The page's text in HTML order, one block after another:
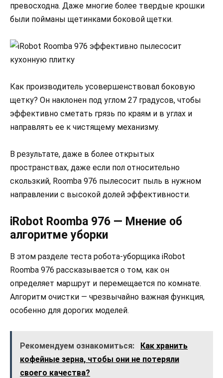
превосходна. Даже многие более твердые крошки
были пойманы щетинками боковой щетки.
Как производитель усовершенствовал боковую
щетку? Он наклонен под углом 27 градусов, чтобы
эффективно сметать грязь по краям и в углах и
направлять ее к чистящему механизму.
В результате, даже в более открытых
пространствах, даже если пол относительно
скользкий, Roomba 976 пылесосит пыль в нужном
направлении с высокой долей эффективности.
iRobot Roomba 976 — Мнение об
алгоритме уборки
В этом разделе теста робота-уборщика iRobot
Roomba 976 рассказывается о том, как он
определяет маршрут и перемещается по комнате.
Алгоритм очистки — чрезвычайно важная функция,
особенно для дорогих моделей.
Рекомендуем ознакомиться:
Как хранить
кофейные зерна, чтобы они не потеряли
своего качества?